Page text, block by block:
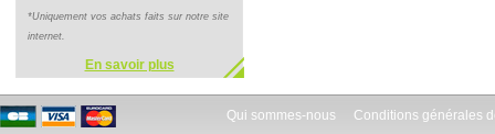
*Uniquement vos achats faits sur notre site
internet.
En savoir plus
Qui sommes-nous Conditions générales